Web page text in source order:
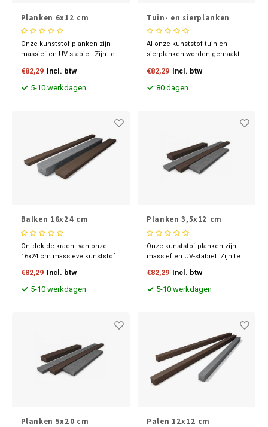
Planken 6x12 cm
Onze kunststof planken zijn
massief en UV-stabiel. Zijn te
leverbaar in diverse
maatvoeringen en kleuren.
€82,29 Incl. btw
5-10 werkdagen
Tuin- en sierplanken
Al onze kunststof tuin en
sierplanken worden gemaakt
en hebben een levensduur van
ruim 30 jaar. De planken
€82,29 Incl. btw
80 dagen
Balken 16x24 cm
Ontdek de kracht van onze
16x24 cm massieve kunststof
grijs en bruin. Met
geïntegreerde kunststof
€82,29 Incl. btw
5-10 werkdagen
Planken 3,5x12 cm
Onze kunststof planken zijn
massief en UV-stabiel. Zijn te
leverbaar in diverse
maatvoeringen en kleuren.
€82,29 Incl. btw
5-10 werkdagen
Planken 5x20 cm Palen 12x12 cm